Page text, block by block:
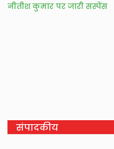
नीतीश कुमार पर जारी सस्पेंस
संपादकीय